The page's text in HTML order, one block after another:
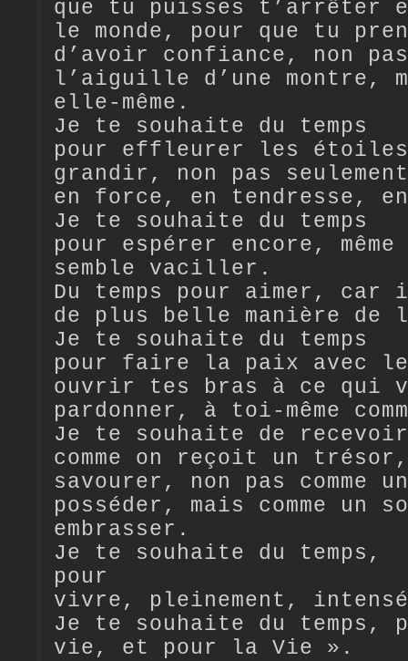
que tu puisses t’arrêter
le monde, pour que tu
d’avoir confiance, non
l’aiguille d’une montre,
elle-même.
Je te souhaite du temps
pour effleurer les
grandir, non pas
en force, en tendresse,
Je te souhaite du temps
pour espérer encore,
semble vaciller.
Du temps pour aimer, car
de plus belle manière de
Je te souhaite du temps
pour faire la paix avec le
ouvrir tes bras à ce qui
pardonner, à toi-même
Je te souhaite de
comme on reçoit un
savourer, non pas comme
posséder, mais comme un
embrasser.
Je te souhaite du temps,
pour
vivre, pleinement,
Je te souhaite du temps,
vie, et pour la Vie ».